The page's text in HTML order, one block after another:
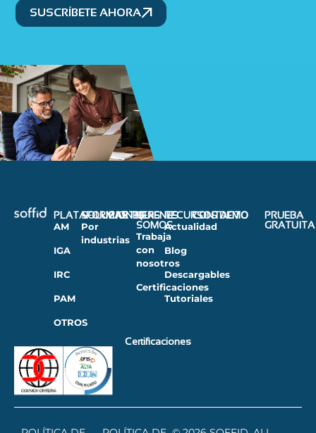
SUSCRÍBETE AHORA
PLATAFORMAS
AM
IGA
IRC
PAM
OTROS
SOLUCIONES
Por
industrias
PARTNERS
QUIENES
SOMOS
Trabaja
con
nosotros
Certificaciones
RECURSOS
Actualidad
Blog
Descargables
Tutoriales
CONTACTO
DEMO
PRUEBA
GRATUITA
Certificaciones